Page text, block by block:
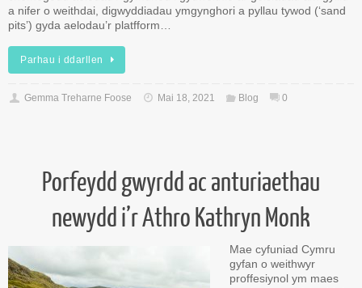
a nifer o weithdai, digwyddiadau ymgynghori a pyllau tywod (‘sand
pits’) gyda aelodau’r platfform…
Parhau i ddarllen
Gemma Treharne Foose Mai 18, 2021 Blog 0
Porfeydd gwyrdd ac anturiaethau
newydd i’r Athro Kathryn Monk
Mae cyfuniad Cymru
gyfan o weithwyr
proffesiynol ym maes